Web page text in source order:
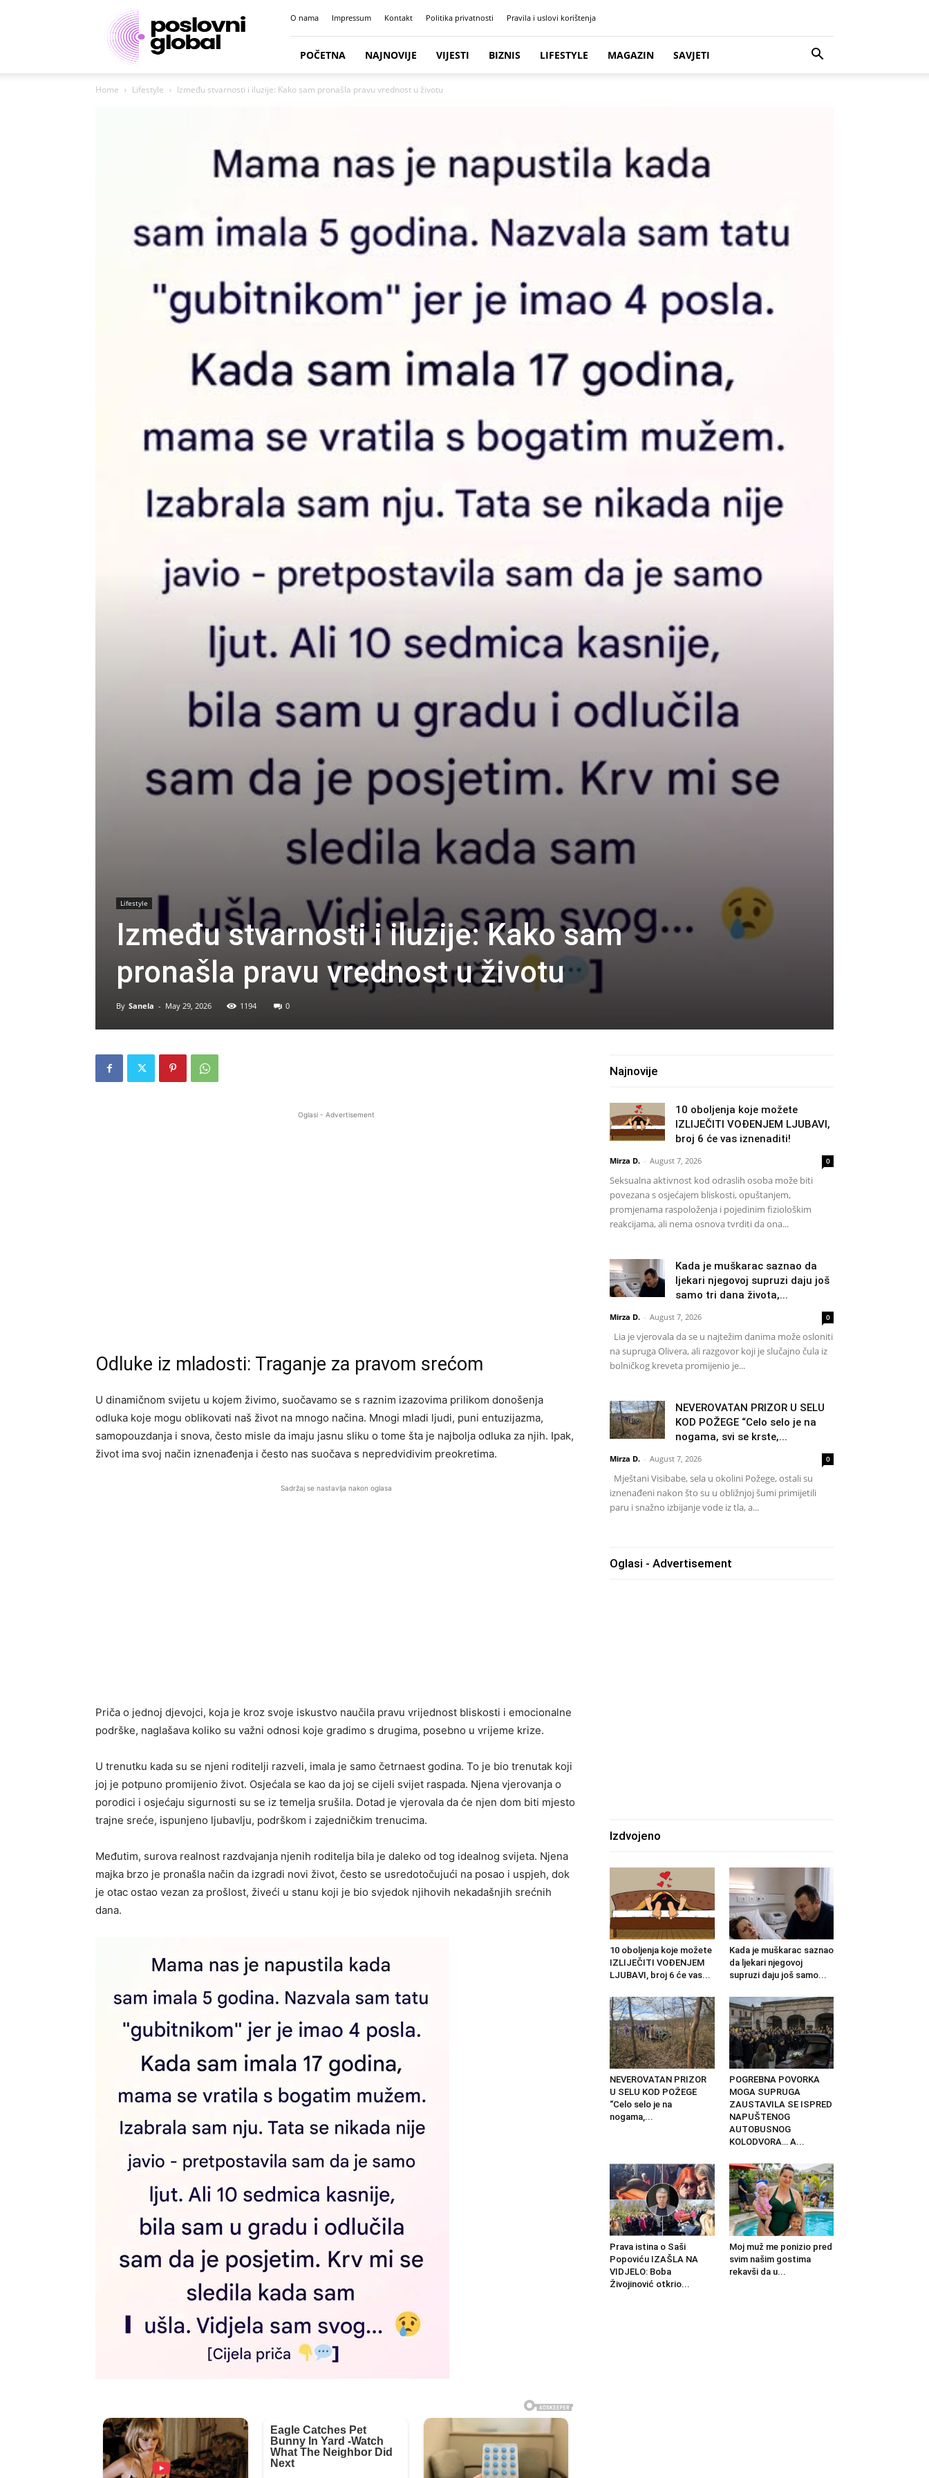
Poslovni
portal
O nama Impressum Kontakt Politika privatnosti Pravila i uslovi korištenja
POČETNA NAJNOVIJE VIJESTI BIZNIS LIFESTYLE MAGAZIN SAVJETI
Home Lifestyle Između stvarnosti i iluzije: Kako sam pronašla pravu vrednost u životu
Lifestyle
Između stvarnosti i iluzije: Kako sam
pronašla pravu vrednost u životu
By Sanela - May 29, 2026 1194 0
Oglasi - Advertisement
Odluke iz mladosti: Traganje za pravom srećom
U dinamičnom svijetu u kojem živimo, suočavamo se s raznim izazovima prilikom donošenja
odluka koje mogu oblikovati naš život na mnogo načina. Mnogi mladi ljudi, puni entuzijazma,
samopouzdanja i snova, često misle da imaju jasnu sliku o tome šta je najbolja odluka za njih. Ipak,
život ima svoj način iznenađenja i često nas suočava s nepredvidivim preokretima.
Sadržaj se nastavlja nakon oglasa
Priča o jednoj djevojci, koja je kroz svoje iskustvo naučila pravu vrijednost bliskosti i emocionalne
podrške, naglašava koliko su važni odnosi koje gradimo s drugima, posebno u vrijeme krize.
U trenutku kada su se njeni roditelji razveli, imala je samo četrnaest godina. To je bio trenutak koji
joj je potpuno promijenio život. Osjećala se kao da joj se cijeli svijet raspada. Njena vjerovanja o
porodici i osjećaju sigurnosti su se iz temelja srušila. Dotad je vjerovala da će njen dom biti mjesto
trajne sreće, ispunjeno ljubavlju, podrškom i zajedničkim trenucima.
Međutim, surova realnost razdvajanja njenih roditelja bila je daleko od tog idealnog svijeta. Njena
majka brzo je pronašla način da izgradi novi život, često se usredotočujući na posao i uspjeh, dok
je otac ostao vezan za prošlost, živeći u stanu koji je bio svjedok njihovih nekadašnjih srećnih
dana.
Najnovije
10 oboljenja koje možete
IZLIJEČITI VOĐENJEM LJUBAVI,
broj 6 će vas iznenaditi!
Mirza D. - August 7, 2026 0
Seksualna aktivnost kod odraslih osoba može biti
povezana s osjećajem bliskosti, opuštanjem,
promjenama raspoloženja i pojedinim fiziološkim
reakcijama, ali nema osnova tvrditi da ona...
Kada je muškarac saznao da
ljekari njegovoj supruzi daju još
samo tri dana života,...
Mirza D. - August 7, 2026 0
Lia je vjerovala da se u najtežim danima može osloniti
na supruga Olivera, ali razgovor koji je slučajno čula iz
bolničkog kreveta promijenio je...
NEVEROVATAN PRIZOR U SELU
KOD POŽEGE “Celo selo je na
nogama, svi se krste,...
Mirza D. - August 7, 2026 0
Mještani Visibabe, sela u okolini Požege, ostali su
iznenađeni nakon što su u obližnjoj šumi primijetili
paru i snažno izbijanje vode iz tla, a...
Oglasi - Advertisement
Izdvojeno
10 oboljenja koje možete
IZLIJEČITI VOĐENJEM
LJUBAVI, broj 6 će vas...
Kada je muškarac saznao
da ljekari njegovoj
supruzi daju još samo...
NEVEROVATAN PRIZOR
U SELU KOD POŽEGE
“Celo selo je na
nogama,...
POGREBNA POVORKA
MOGA SUPRUGA
ZAUSTAVILA SE ISPRED
NAPUŠTENOG
AUTOBUSNOG
KOLODVORA… A...
Prava istina o Saši
Popoviću IZAŠLA NA
VIDJELO: Boba
Živojinović otkrio...
Moj muž me ponizio pred
svim našim gostima
rekavši da u...